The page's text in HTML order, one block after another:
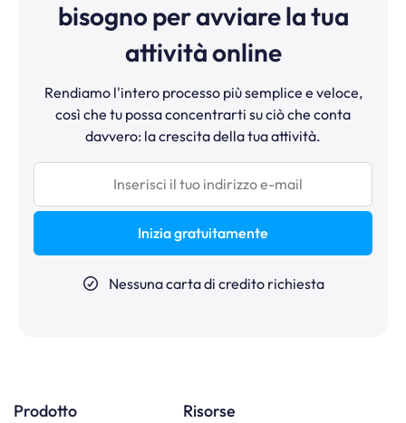
bisogno per avviare la tua
attività online
Rendiamo l'intero processo più semplice e veloce,
così che tu possa concentrarti su ciò che conta
davvero: la crescita della tua attività.
Inizia gratuitamente
Nessuna carta di credito richiesta
Prodotto Risorse